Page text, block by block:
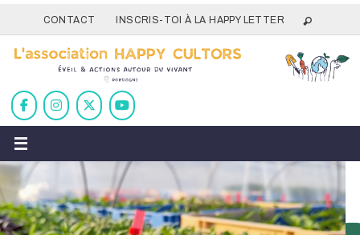
vers
contenu
CONTACT INSCRIS-TOI À LA HAPPY LETTER